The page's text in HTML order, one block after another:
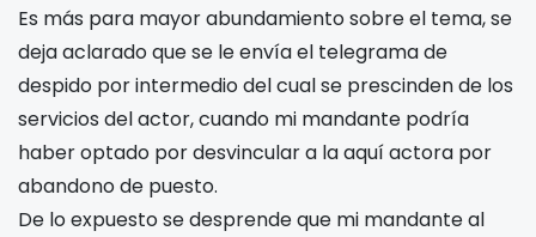
Es más para mayor abundamiento sobre el tema, se
deja aclarado que se le envía el telegrama de
despido por intermedio del cual se prescinden de los
servicios del actor, cuando mi mandante podría
haber optado por desvincular a la aquí actora por
abandono de puesto.
De lo expuesto se desprende que mi mandante al